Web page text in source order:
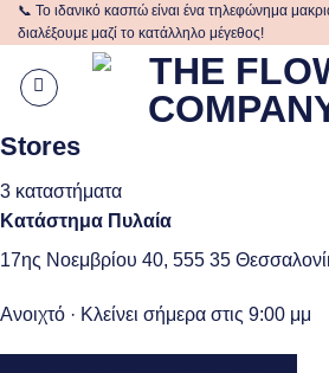
Μετάβαση
στο
περιεχόμενο
📞 Το ιδανικό κασπώ είναι ένα τηλεφώνημα
διαλέξουμε μαζί το κατάλληλο μέγεθος!
Stores
3 καταστήματα
Κατάστημα Πυλαία
17ης Νοεμβρίου 40, 555 35
Ανοιχτό · Κλείνει σήμερα στις 9:00 μμ